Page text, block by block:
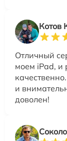
Котов
Отличный
моем iPad, и
и
доволен!